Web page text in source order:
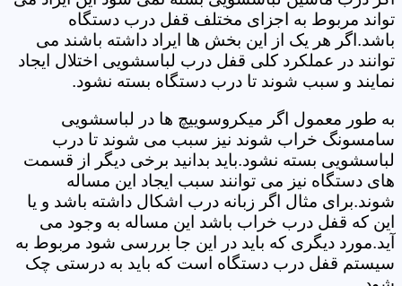
تواند مربوط به اجزای مختلف قفل درب دستگاه
باشد.اگر هر یک از این بخش ها ایراد داشته باشند می
توانند در عملکرد کلی قفل درب لباسشویی اختلال ایجاد
نمایند و سبب شوند تا درب دستگاه بسته نشود.
به طور معمول اگر میکروسوییچ ها در لباسشویی
سامسونگ خراب شوند نیز سبب می شوند تا درب
لباسشویی بسته نشود.باید بدانید برخی دیگر از قسمت
های دستگاه نیز می توانند سبب ایجاد این مساله
شوند.برای مثال اگر زبانه درب اشکال داشته باشد و یا
این که قفل درب خراب باشد این مساله به وجود می
آید.مورد دیگری که باید در این جا بررسی شود مربوط به
سیستم قفل درب دستگاه است که باید به درستی چک